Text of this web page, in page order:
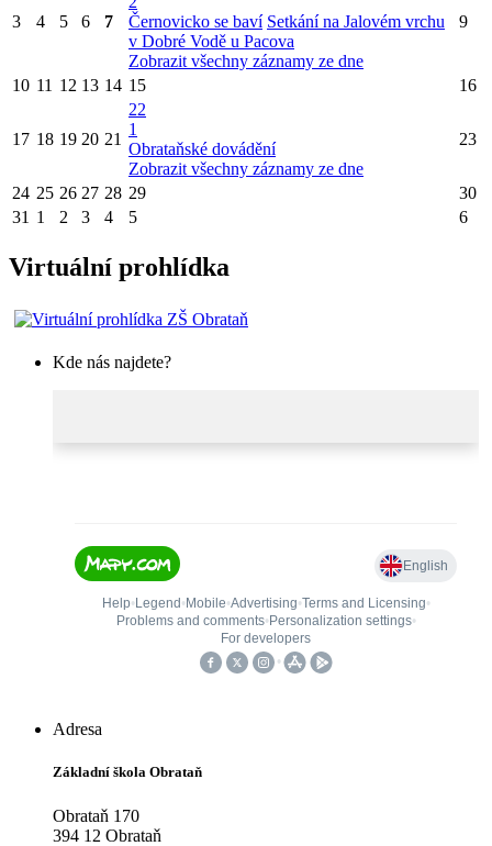
3 4 5 6 7
Černovicko se baví Setkání na Jalovém vrchu
v Dobré Vodě u Pacova
Zobrazit všechny záznamy ze dne
9
10 11 12 13 14 15 16
17 18 19 20 21
22
1
Obrataňské dovádění
Zobrazit všechny záznamy ze dne
23
24 25 26 27 28 29
30
31 1 2 3 4 5 6
Virtuální prohlídka
Kde nás najdete?
Adresa
Základní škola Obrataň
Obrataň 170
394 12 Obrataň